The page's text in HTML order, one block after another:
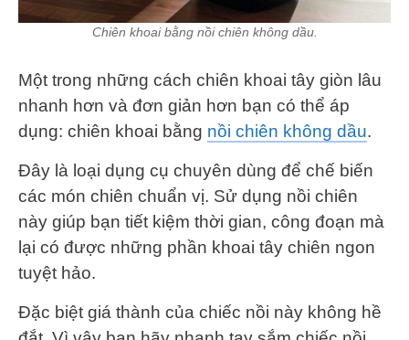
Chiên khoai bằng nồi chiên không dầu.
Một trong những cách chiên khoai tây giòn lâu
nhanh hơn và đơn giản hơn bạn có thể áp
dụng: chiên khoai bằng nồi chiên không dầu.
Đây là loại dụng cụ chuyên dùng để chế biến
các món chiên chuẩn vị. Sử dụng nồi chiên
này giúp bạn tiết kiệm thời gian, công đoạn mà
lại có được những phần khoai tây chiên ngon
tuyệt hảo.
Đặc biệt giá thành của chiếc nồi này không hề